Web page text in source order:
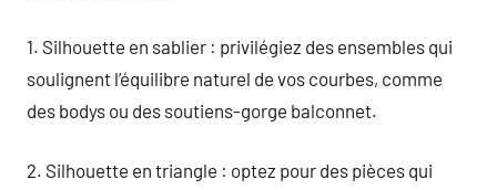
1. Silhouette en sablier : privilégiez des ensembles qui
soulignent l’équilibre naturel de vos courbes, comme
des bodys ou des soutiens-gorge balconnet.
2. Silhouette en triangle : optez pour des pièces qui